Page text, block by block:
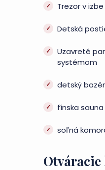
Trezor v izbe
Detská
Uzavreté
systémom
detský
fínska sauna
soľná